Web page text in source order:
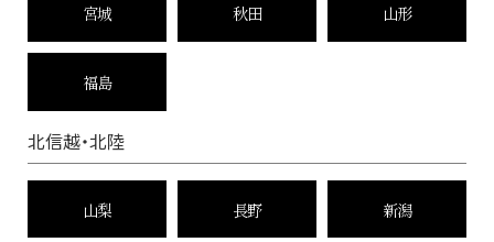
宮城 秋田 山形
福島
北信越・北陸
山梨 長野 新潟